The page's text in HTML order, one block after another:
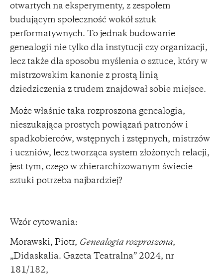
otwartych na eksperymenty, z zespołem
budującym społeczność wokół sztuk
performatywnych. To jednak budowanie
genealogii nie tylko dla instytucji czy organizacji,
lecz także dla sposobu myślenia o sztuce, który w
mistrzowskim kanonie z prostą linią
dziedziczenia z trudem znajdował sobie miejsce.
Może właśnie taka rozproszona genealogia,
nieszukająca prostych powiązań patronów i
spadkobierców, wstępnych i zstępnych, mistrzów
i uczniów, lecz tworząca system złożonych relacji,
jest tym, czego w zhierarchizowanym świecie
sztuki potrzeba najbardziej?
Wzór cytowania:
Morawski, Piotr, Genealogia rozproszona,
„Didaskalia. Gazeta Teatralna” 2024, nr
181/182,